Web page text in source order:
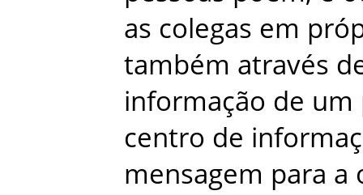
as colegas em
também através
informação de um
centro de
mensagem para a